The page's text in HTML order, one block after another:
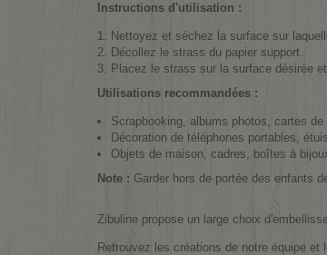
Instructions d'utilisation :
Nettoyez et séchez la surface sur
Décollez le strass du papier support.
Placez le strass sur la surface désirée
Utilisations recommandées :
Scrapbooking, albums photos, cartes
Décoration de téléphones portables,
Objets de maison, cadres, boîtes à
Note : Garder hors de portée des enfants
Zibuline propose un large choix
Retrouvez les créations de notre équipe et